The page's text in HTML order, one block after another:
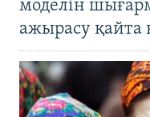
моделін
ажырасу қайта